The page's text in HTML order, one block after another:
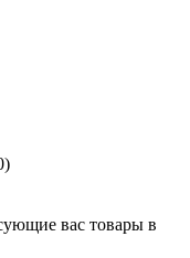
вас товары в